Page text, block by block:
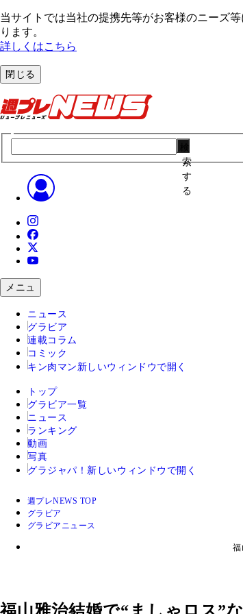
当サイトでは当社の提携先等がお客様のニーズ
ります。
詳しくはこちら
閉じる
索
す
る
メニュ
ニュース
グラビア
連載コラム
コミック
キン肉マン 新しいウィンドウで開く
トップ
グラビア一覧
ニュース
ランキング
動画
写真
グラジャパ！ 新しいウィンドウで開く
週プレNEWS TOP
グラビア
グラビアニュース
福
福山雅治結婚で“ましゃロス”